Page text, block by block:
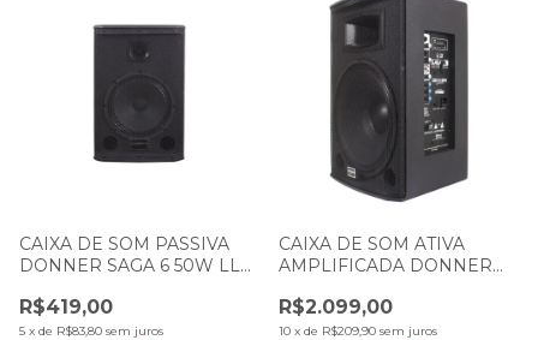
CAIXA DE SOM PASSIVA
DONNER SAGA 6 50W LL
R$419,00
5 x de R$83,80 sem juros
CAIXA DE SOM ATIVA
AMPLIFICADA DONNER
R$2.099,00
10 x de R$209,90 sem juros